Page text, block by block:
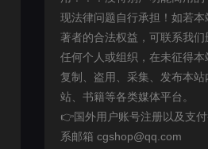
现法律问题自行承担！如若
著者的合法权益，可联系我们
任何个人或组织，在未征得本
复制、盗用、采集、发布本站
站、书籍等各类媒体平台。
👉国外用户账号注册以及支
系邮箱 cgshop@qq.com